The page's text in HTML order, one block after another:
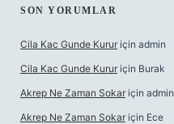
SON YORUMLAR
Cila Kac Gunde Kurur için admin
Cila Kac Gunde Kurur için Burak
Akrep Ne Zaman Sokar için admin
Akrep Ne Zaman Sokar için Ece